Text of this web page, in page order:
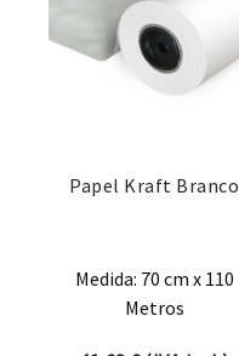
Papel Kraft Branco
Medida: 70 cm x 110
Metros